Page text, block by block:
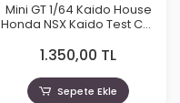
Mini GT 1/64 Kaido House
Honda NSX Kaido Test Car
1.350,00 TL
Sepete Ekle